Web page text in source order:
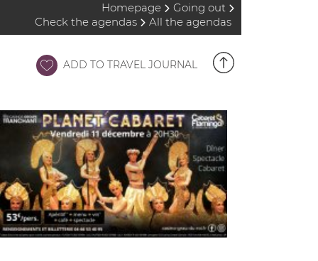
Homepage
Going out
Check the agendas
All the agendas
ADD TO TRAVEL JOURNAL